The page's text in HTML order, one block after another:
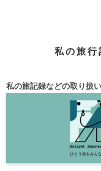
私の旅行
私の旅記録などの取り扱い